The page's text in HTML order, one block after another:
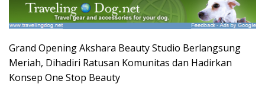
Grand Opening Akshara Beauty Studio Berlangsung
Meriah, Dihadiri Ratusan Komunitas dan Hadirkan
Konsep One Stop Beauty